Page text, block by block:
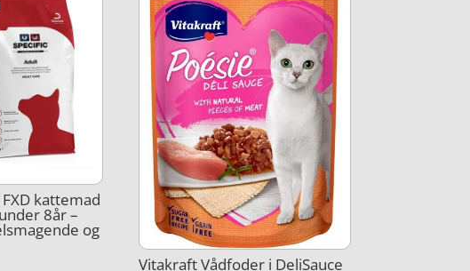
kattemad
8år –
og
Vitakraft Vådfoder i DeliSauce